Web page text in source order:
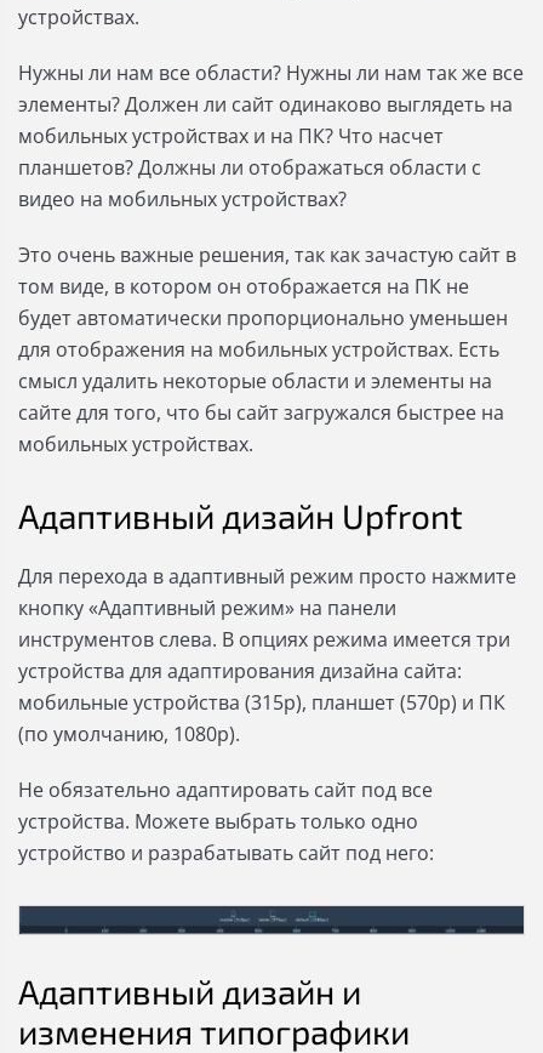
устройствах.
Нужны ли нам все области? Нужны ли нам так же все
элементы? Должен ли сайт одинаково выглядеть на
мобильных устройствах и на ПК? Что насчет
планшетов? Должны ли отображаться области с
видео на мобильных устройствах?
Это очень важные решения, так как зачастую сайт в
том виде, в котором он отображается на ПК не
будет автоматически пропорционально уменьшен
для отображения на мобильных устройствах. Есть
смысл удалить некоторые области и элементы на
сайте для того, что бы сайт загружался быстрее на
мобильных устройствах.
Адаптивный дизайн Upfront
Для перехода в адаптивный режим просто нажмите
кнопку «Адаптивный режим» на панели
инструментов слева. В опциях режима имеется три
устройства для адаптирования дизайна сайта:
мобильные устройства (315р), планшет (570р) и ПК
(по умолчанию, 1080р).
Не обязательно адаптировать сайт под все
устройства. Можете выбрать только одно
устройство и разрабатывать сайт под него:
Адаптивный дизайн и
изменения типографики